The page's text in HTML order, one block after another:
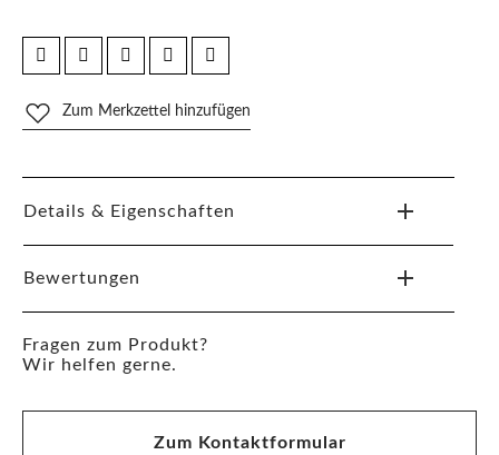
Zum Merkzettel hinzufügen
Details & Eigenschaften
Bewertungen
Fragen zum Produkt?
Wir helfen gerne.
Zum Kontaktformular